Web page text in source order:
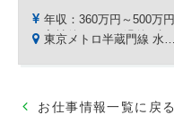
年収：360万円～500万円
※入社後6 ヶ月経過後に評価を実施し、正社員への登用を決定します。
東京メトロ半蔵門線 水天宮駅より徒歩
お仕事情報一覧に戻る